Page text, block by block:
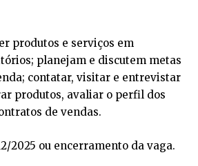
produtos e serviços em
planejam e discutem metas
contatar, visitar e entrevistar
produtos, avaliar o perfil dos
de vendas.
2025 ou encerramento da vaga.